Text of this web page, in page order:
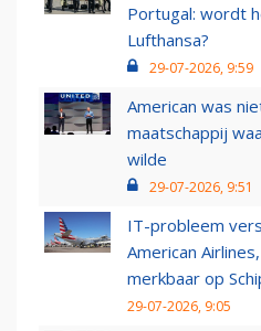
Portugal: wordt
Lufthansa?
29-07-2026, 9:59
American was
maatschappij
wilde
29-07-2026, 9:51
IT-probleem
American
merkbaar op
29-07-2026, 9:05